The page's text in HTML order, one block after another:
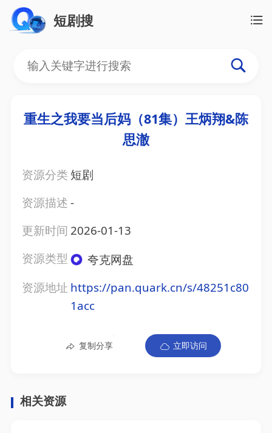
短剧搜
重生之我要当后妈（81集）王炳翔&陈
思澈
资源分类 短剧
资源描述-
更新时间 2026-01-13
资源类型
夸克网盘
资源地址 https://pan.quark.cn/s/48251c80
1acc
复制分享 立即访问
相关资源